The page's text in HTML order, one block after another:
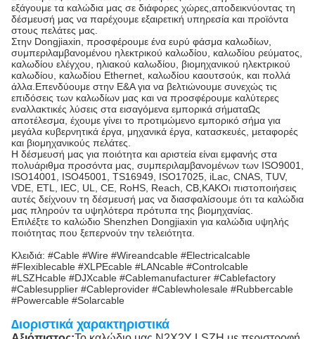
εξάγουμε τα καλώδια μας σε διάφορες χώρες,αποδεικνύοντας τη
δέσμευσή μας να παρέχουμε εξαιρετική υπηρεσία και προϊόντα
στους πελάτες μας.
Στην Dongjiaxin, προσφέρουμε ένα ευρύ φάσμα καλωδίων,
συμπεριλαμβανομένου ηλεκτρικού καλωδίου, καλωδίου ρεύματος,
καλωδίου ελέγχου, ηλιακού καλωδίου, βιομηχανικού ηλεκτρικού
καλωδίου, καλωδίου Ethernet, καλωδίου καουτσούκ, και πολλά
άλλα.Επενδύουμε στην Ε&Α για να βελτιώνουμε συνεχώς τις
επιδόσεις των καλωδίων μας και να προσφέρουμε καλύτερες
εναλλακτικές λύσεις στα εισαγόμενα εμπορικά σήματαΩς
αποτέλεσμα, έχουμε γίνει το προτιμώμενο εμπορικό σήμα για
μεγάλα κυβερνητικά έργα, μηχανικά έργα, κατασκευές, μεταφορές
και βιομηχανικούς πελάτες.
Η δέσμευσή μας για ποιότητα και αριστεία είναι εμφανής στα
πολυάριθμα προσόντα μας, συμπεριλαμβανομένων των ISO9001,
ISO14001, ISO45001, TS16949, ISO17025, iLac, CNAS, TUV,
VDE, ETL, IEC, UL, CE, RoHS, Reach, CB,ΚΑΚΟι πιστοποιήσεις
αυτές δείχνουν τη δέσμευσή μας να διασφαλίσουμε ότι τα καλώδια
μας πληρούν τα υψηλότερα πρότυπα της βιομηχανίας.
Επιλέξτε το καλώδιο Shenzhen Dongjiaxin για καλώδια υψηλής
ποιότητας που ξεπερνούν την τελειότητα.
Κλειδιά: #Cable #Wire #Wireandcable #Electricalcable
#Flexiblecable #XLPEcable #LANcable #Controlcable
#LSZHcable #DJXcable #Cablemanufacturer #Cablefactory
#Cablesupplier #Cableprovider #Cablewholesale #Rubbercable
#Powercable #Solarcable
∆ιοριστικά χαρακτηριστικά